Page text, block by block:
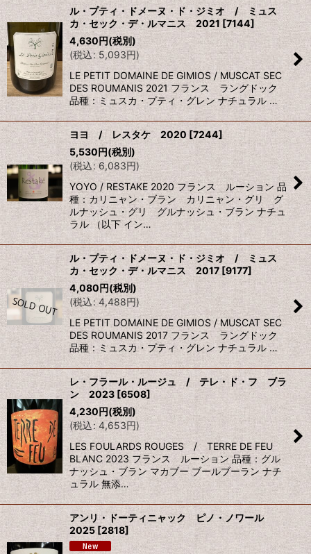
ル・プティ・ドメーヌ・ド・ジミオ / ミュス
カ・セック・デ・ルマニス 2021[7144]
4,630円(税別)
(税込: 5,093円)
LE PETIT DOMAINE DE GIMIOS / MUSCAT SEC
DES ROUMANIS 2021 フランス ラングドック
品種：ミュスカ・プティ・グレン ナチュラル …
ヨヨ / レスタケ 2020 [7244]
5,530円(税別)
(税込: 6,083円)
YOYO / RESTAKE 2020 フランス ルーション 品
種：カリニャン・ブラン カリニャン・グリ グ
ルナッシュ・グリ グルナッシュ・ブラン ナチュ
ラル （以下 イン…
ル・プティ・ドメーヌ・ド・ジミオ / ミュス
カ・セック・デ・ルマニス 2017 [9177]
4,080円(税別)
(税込: 4,488円)
LE PETIT DOMAINE DE GIMIOS / MUSCAT SEC
DES ROUMANIS 2017 フランス ラングドック
品種：ミュスカ・プティ・グレン ナチュラル …
レ・フラール・ルージュ / テレ・ド・フ ブラ
ン 2023 [6508]
4,230円(税別)
(税込: 4,653円)
LES FOULARDS ROUGES / TERRE DE FEU
BLANC 2023 フランス ルーション 品種：グル
ナッシュ・ブラン マカブー ブールブーラン ナチ
ュラル 無添…
アンリ・ドーティニャック ピノ・ノワール
2025 [2818]